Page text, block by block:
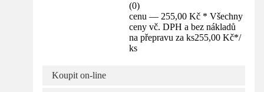
(0)
cenu — 255,00 Kč * Všechny
ceny vč. DPH a bez nákladů
na přepravu za ks255,00 Kč*/
ks
Koupit on-line